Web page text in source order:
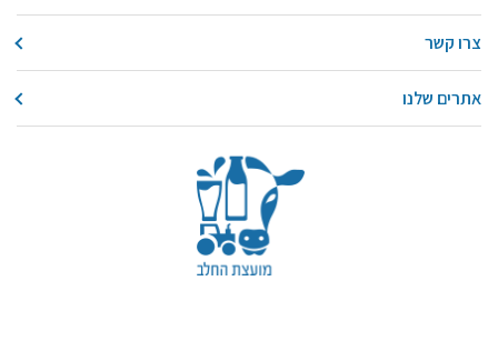
צרו קשר
אתרים שלנו